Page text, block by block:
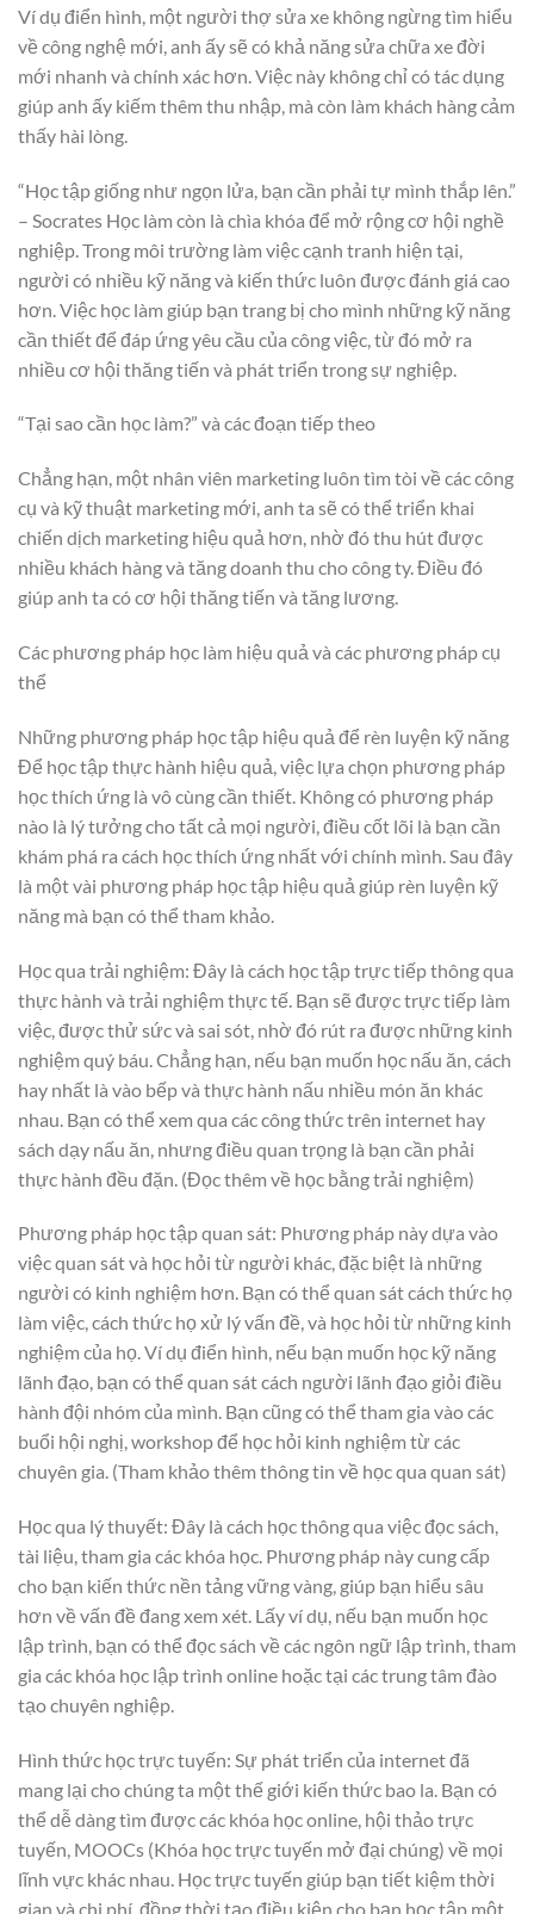
Ví dụ điển hình, một người thợ sửa xe không ngừng tìm hiểu
về công nghệ mới, anh ấy sẽ có khả năng sửa chữa xe đời
mới nhanh và chính xác hơn. Việc này không chỉ có tác dụng
giúp anh ấy kiếm thêm thu nhập, mà còn làm khách hàng cảm
thấy hài lòng.
“Học tập giống như ngọn lửa, bạn cần phải tự mình thắp lên.”
– Socrates Học làm còn là chìa khóa để mở rộng cơ hội nghề
nghiệp. Trong môi trường làm việc cạnh tranh hiện tại,
người có nhiều kỹ năng và kiến thức luôn được đánh giá cao
hơn. Việc học làm giúp bạn trang bị cho mình những kỹ năng
cần thiết để đáp ứng yêu cầu của công việc, từ đó mở ra
nhiều cơ hội thăng tiến và phát triển trong sự nghiệp.
“Tại sao cần học làm?” và các đoạn tiếp theo
Chẳng hạn, một nhân viên marketing luôn tìm tòi về các công
cụ và kỹ thuật marketing mới, anh ta sẽ có thể triển khai
chiến dịch marketing hiệu quả hơn, nhờ đó thu hút được
nhiều khách hàng và tăng doanh thu cho công ty. Điều đó
giúp anh ta có cơ hội thăng tiến và tăng lương.
Các phương pháp học làm hiệu quả và các phương pháp cụ
thể
Những phương pháp học tập hiệu quả để rèn luyện kỹ năng
Để học tập thực hành hiệu quả, việc lựa chọn phương pháp
học thích ứng là vô cùng cần thiết. Không có phương pháp
nào là lý tưởng cho tất cả mọi người, điều cốt lõi là bạn cần
khám phá ra cách học thích ứng nhất với chính mình. Sau đây
là một vài phương pháp học tập hiệu quả giúp rèn luyện kỹ
năng mà bạn có thể tham khảo.
Học qua trải nghiệm: Đây là cách học tập trực tiếp thông qua
thực hành và trải nghiệm thực tế. Bạn sẽ được trực tiếp làm
việc, được thử sức và sai sót, nhờ đó rút ra được những kinh
nghiệm quý báu. Chẳng hạn, nếu bạn muốn học nấu ăn, cách
hay nhất là vào bếp và thực hành nấu nhiều món ăn khác
nhau. Bạn có thể xem qua các công thức trên internet hay
sách dạy nấu ăn, nhưng điều quan trọng là bạn cần phải
thực hành đều đặn. (Đọc thêm về học bằng trải nghiệm)
Phương pháp học tập quan sát: Phương pháp này dựa vào
việc quan sát và học hỏi từ người khác, đặc biệt là những
người có kinh nghiệm hơn. Bạn có thể quan sát cách thức họ
làm việc, cách thức họ xử lý vấn đề, và học hỏi từ những kinh
nghiệm của họ. Ví dụ điển hình, nếu bạn muốn học kỹ năng
lãnh đạo, bạn có thể quan sát cách người lãnh đạo giỏi điều
hành đội nhóm của mình. Bạn cũng có thể tham gia vào các
buổi hội nghị, workshop để học hỏi kinh nghiệm từ các
chuyên gia. (Tham khảo thêm thông tin về học qua quan sát)
Học qua lý thuyết: Đây là cách học thông qua việc đọc sách,
tài liệu, tham gia các khóa học. Phương pháp này cung cấp
cho bạn kiến thức nền tảng vững vàng, giúp bạn hiểu sâu
hơn về vấn đề đang xem xét. Lấy ví dụ, nếu bạn muốn học
lập trình, bạn có thể đọc sách về các ngôn ngữ lập trình, tham
gia các khóa học lập trình online hoặc tại các trung tâm đào
tạo chuyên nghiệp.
Hình thức học trực tuyến: Sự phát triển của internet đã
mang lại cho chúng ta một thế giới kiến thức bao la. Bạn có
thể dễ dàng tìm được các khóa học online, hội thảo trực
tuyến, MOOCs (Khóa học trực tuyến mở đại chúng) về mọi
lĩnh vực khác nhau. Học trực tuyến giúp bạn tiết kiệm thời
gian và chi phí, đồng thời tạo điều kiện cho bạn học tập một